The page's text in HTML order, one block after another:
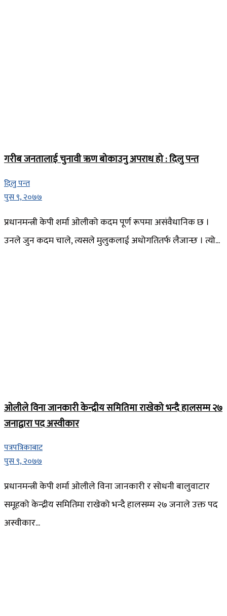
गरीब जनतालाई चुनावी ऋण बोकाउनु अपराध हो : दिलु पन्त
दिलु पन्त
पुस ९, २०७७
प्रधानमन्त्री केपी शर्मा ओलीको कदम पूर्ण रूपमा असंवैधानिक छ ।
उनले जुन कदम चाले, त्यसले मुलुकलाई अधोगतितर्फ लैजान्छ । त्यो...
ओलीले विना जानकारी केन्द्रीय समितिमा राखेको भन्दै हालसम्म २७
जनाद्वारा पद अस्वीकार
पत्रपत्रिकाबाट
पुस ९, २०७७
प्रधानमन्त्री केपी शर्मा ओलीले विना जानकारी र सोधनी बालुवाटार
समूहको केन्द्रीय समितिमा राखेको भन्दै हालसम्म २७ जनाले उक्त पद
अस्वीकार...